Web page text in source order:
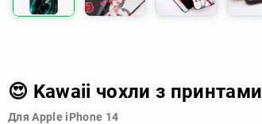
😍 Kawaii чохли з принтами
Для Apple iPhone 14